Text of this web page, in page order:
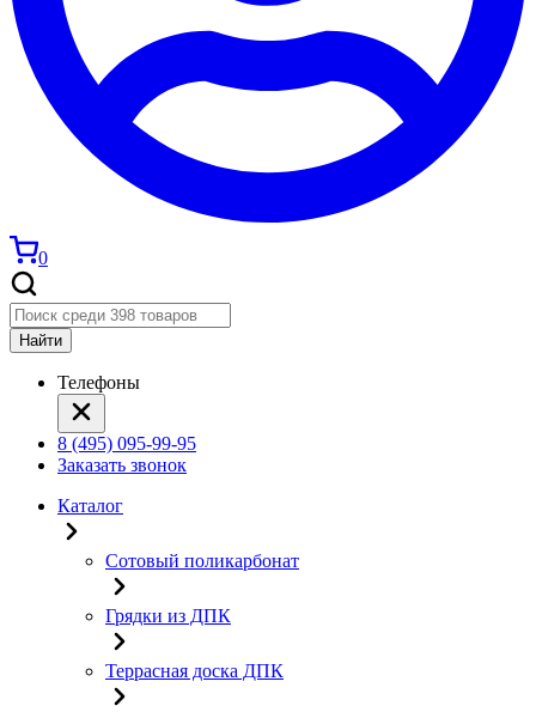
0
Найти
Телефоны
8 (495) 095-99-95
Заказать звонок
Каталог
Сотовый поликарбонат
Грядки из ДПК
Террасная доска ДПК